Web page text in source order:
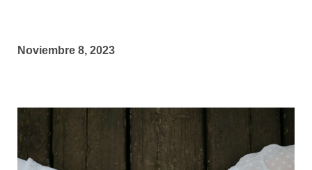
Noviembre 8, 2023